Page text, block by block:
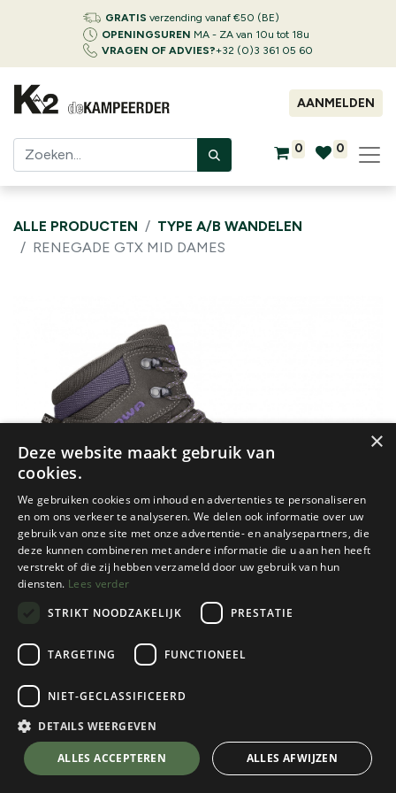
GRATIS verzending vanaf €50 (BE)
OPENINGSUREN MA - ZA van 10u tot 18u
VRAGEN OF ADVIES?+32 (0)3 361 05 60
AANMELDEN
0 0
ALLE PRODUCTEN
TYPE A/B WANDELEN
RENEGADE GTX MID DAMES
Lowa
Renegade GTX Mid Dames
Slate/Blackberry
Kies een maat💬 Stel je vraag over dit product via WhatsApp
×
Deze website maakt gebruik van
cookies.
We gebruiken cookies om inhoud en advertenties te personaliseren
en om ons verkeer te analyseren. We delen ook informatie over uw
gebruik van onze site met onze advertentie- en analysepartners, die
deze kunnen combineren met andere informatie die u aan hen heeft
verstrekt of die zij hebben verzameld door uw gebruik van hun
diensten. Lees verder
STRIKT NOODZAKELIJK
PRESTATIE
TARGETING FUNCTIONEEL
NIET-GECLASSIFICEERD
DETAILS WEERGEVEN
ALLES ACCEPTEREN ALLES AFWIJZEN